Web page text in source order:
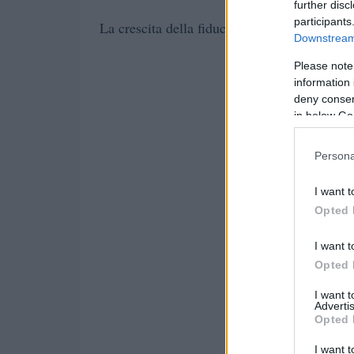
further
Please
information
deny
in below
I want
Opted
I want
Opted
I want
Opted
I want
La crescita della fiducia degli investitori